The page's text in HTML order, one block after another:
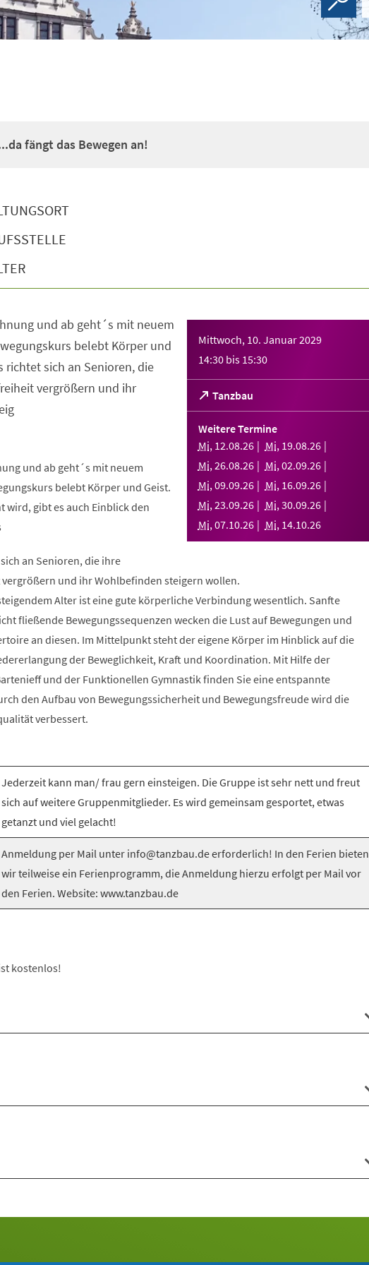
fängt das Bewegen an!
Mittwoch, 10. Januar 2029
14:30 bis 15:30
Tanzbau
(Öffnet
in
einem
neuen
Tab)
Weitere Termine
Mi, 12.08.26 Mi, 19.08.26
Mi,26.08.26 Mi,02.09.26
Mi,09.09.26 Mi, 16.09.26
Mi,23.09.26 Mi,30.09.26
Mi,07.10.26 Mi, 14.10.26
und ab geht´s mit neuem
belebt Körper und
richtet sich an Senioren, die
vergrößern und ihr
und ab geht´s mit neuem
belebt Körper und Geist.
wird, gibt es auch Einblick den
an Senioren, die ihre
und ihr Wohlbefinden steigern wollen.
Alter ist eine gute körperliche Verbindung wesentlich. Sanfte
fließende Bewegungssequenzen wecken die Lust auf Bewegungen und
an diesen. Im Mittelpunkt steht der eigene Körper im Hinblick auf die
der Beweglichkeit, Kraft und Koordination. Mit Hilfe der
und der Funktionellen Gymnastik finden Sie eine entspannte
den Aufbau von Bewegungssicherheit und Bewegungsfreude wird die
verbessert.
Jederzeit kann man/ frau gern einsteigen. Die Gruppe ist sehr nett und freut
sich auf weitere Gruppenmitglieder. Es wird gemeinsam gesportet, etwas
getanzt und viel gelacht!
Anmeldung per Mail unter info@tanzbau.de erforderlich! In den Ferien bieten
wir teilweise ein Ferienprogramm, die Anmeldung hierzu erfolgt per Mail vor
den Ferien. Website: www.tanzbau.de
kostenlos!